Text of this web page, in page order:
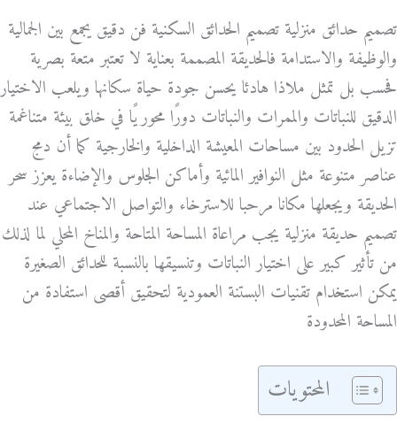
تصميم حدائق منزلية تصميم الحدائق السكنية فن دقيق يجمع بين الجمالية
والوظيفة والاستدامة فالحديقة المصممة بعناية لا تعتبر متعة بصرية
فحسب بل تمثل ملاذا هادئا يحسن جودة حياة سكانها ويلعب الاختيار
الدقيق للنباتات والممرات والنباتات دورًا محوريًا في خلق بيئة متناغمة
تزيل الحدود بين مساحات المعيشة الداخلية والخارجية كما أن دمج
عناصر متنوعة مثل النوافير المائية وأماكن الجلوس والإضاءة يعزز سحر
الحديقة ويجعلها مكانا مرحبا للاسترخاء والتواصل الاجتماعي عند
تصميم حديقة منزلية يجب مراعاة المساحة المتاحة والمناخ المحلي لما لذلك
من تأثير كبير على اختيار النباتات وتنسيقها بالنسبة للحدائق الصغيرة
يمكن استخدام تقنيات البستنة العمودية لتحقيق أقصى استفادة من
المساحة المحدودة
المحتويات